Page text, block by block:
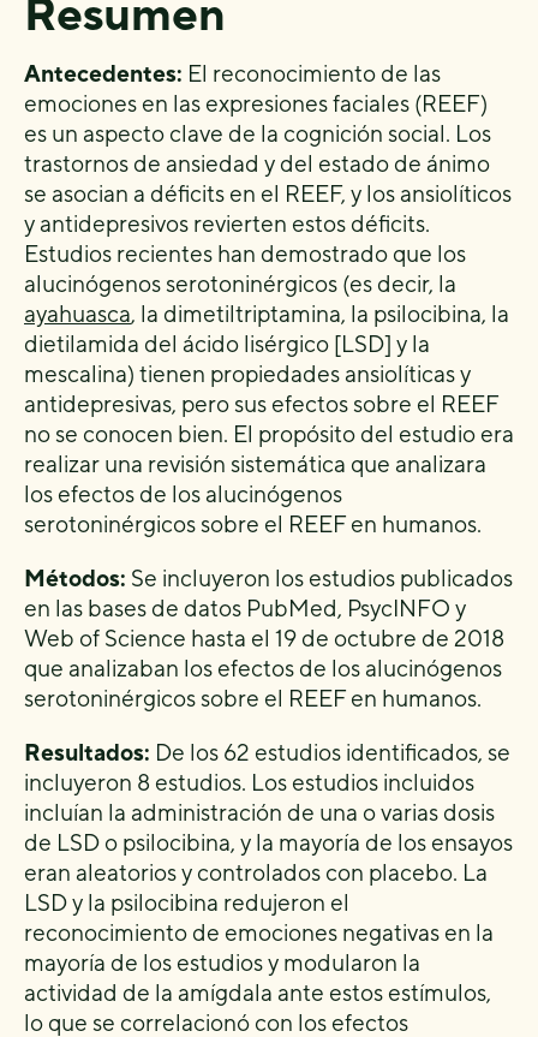
Resumen
Antecedentes: El reconocimiento de las
emociones en las expresiones faciales (REEF)
es un aspecto clave de la cognición social. Los
trastornos de ansiedad y del estado de ánimo
se asocian a déficits en el REEF, y los ansiolíticos
y antidepresivos revierten estos déficits.
Estudios recientes han demostrado que los
alucinógenos serotoninérgicos (es decir, la
ayahuasca, la dimetiltriptamina, la psilocibina, la
dietilamida del ácido lisérgico [LSD] y la
mescalina) tienen propiedades ansiolíticas y
antidepresivas, pero sus efectos sobre el REEF
no se conocen bien. El propósito del estudio era
realizar una revisión sistemática que analizara
los efectos de los alucinógenos
serotoninérgicos sobre el REEF en humanos.
Métodos: Se incluyeron los estudios publicados
en las bases de datos PubMed, PsycINFO y
Web of Science hasta el 19 de octubre de 2018
que analizaban los efectos de los alucinógenos
serotoninérgicos sobre el REEF en humanos.
Resultados: De los 62 estudios identificados, se
incluyeron 8 estudios. Los estudios incluidos
incluían la administración de una o varias dosis
de LSD o psilocibina, y la mayoría de los ensayos
eran aleatorios y controlados con placebo. La
LSD y la psilocibina redujeron el
reconocimiento de emociones negativas en la
mayoría de los estudios y modularon la
actividad de la amígdala ante estos estímulos,
lo que se correlacionó con los efectos